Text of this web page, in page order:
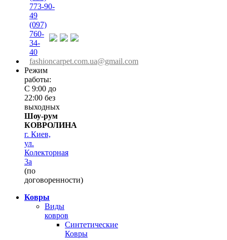
773-90-
49
(097)
760-
34-
40
fashioncarpet.com.ua@gmail.com
Режим
работы:
С 9:00 до
22:00 без
выходных
Шоу-рум
КОВРОЛИНА
г. Киев,
ул.
Колекторная
3а
(по
договоренности)
Ковры
Виды
ковров
Синтетические
Ковры